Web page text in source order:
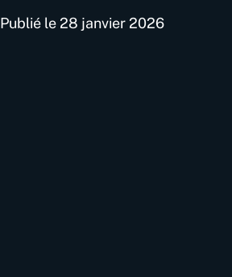
Publié le 28 janvier 2026